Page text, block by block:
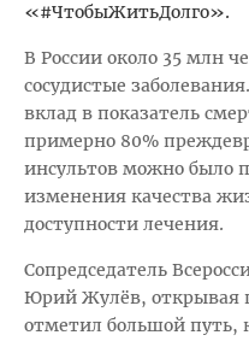
«#ЧтобыЖитьДолго».
В России около 35 млн
сосудистые
вклад в показатель
примерно 80%
инсультов можно было
изменения качества
доступности лечения.
Сопредседатель
Юрий Жулёв, открывая
отметил большой